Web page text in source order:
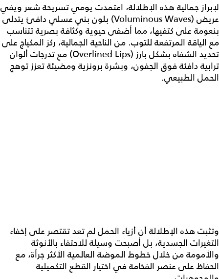
لإبراز جمالية هذه الإطلالة، اعتمدت يومي تسريحة شعر ويفي
عريض (Voluminous Waves) بلون بني عسلي دافئ يتدلى
بنعومة على كتفيها، مما أضفى حيوية وكثافة بصرية تتناسب
مع الياقة المرتفعة للتوب. من الناحية الجمالية، ركز المكياج على
تحديد الشفاه بشكل بارز (Overlined Lips) مع تدرجات ألوان
ترابية دافئة فوق الجفون، وبشرة برونزية ومضيئة تعزز توهج
الحمل الطبيعي.
وتثبت هذه الإطلالة أن أزياء الحمل لم تعد تقتصر على إخفاء
التغيرات الجسدية، بل أصبحت وسيلة للاحتفاء بالأنوثة
والأمومة من خلال خطوط الموضة العالمية الأكثر جرأة، مع
الحفاظ على عنصر الفخامة في اختيار القطع التكميلية